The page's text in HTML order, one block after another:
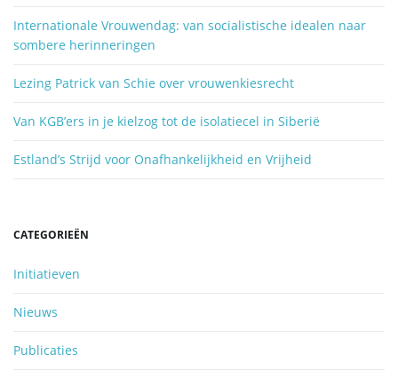
n
.
.
Internationale Vrouwendag: van socialistische idealen naar
sombere herinneringen
Lezing Patrick van Schie over vrouwenkiesrecht
Van KGB’ers in je kielzog tot de isolatiecel in Siberië
Estland’s Strijd voor Onafhankelijkheid en Vrijheid
CATEGORIEËN
Initiatieven
Nieuws
Publicaties